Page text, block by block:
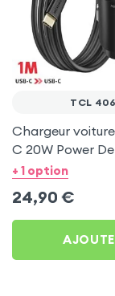
TCL 406
Chargeur
C 20W Power
Câble USB C
+ 1 option
24,90 €